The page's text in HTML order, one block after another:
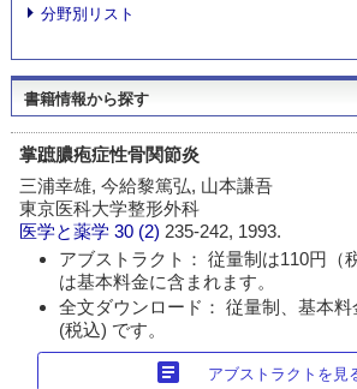
分野別リスト
書籍情報から探す
掌蹠膿疱症性骨関節炎
三浦幸雄, 今給黎篤弘, 山本謙吾
東京医科大学整形外科
医学と薬学 30 (2) 235-242, 1993.
アブストラクト： 従量制は110円（
は基本料金に含まれます。
全文ダウンロード： 従量制、基本
(税込) です。
article アブストラクトを見